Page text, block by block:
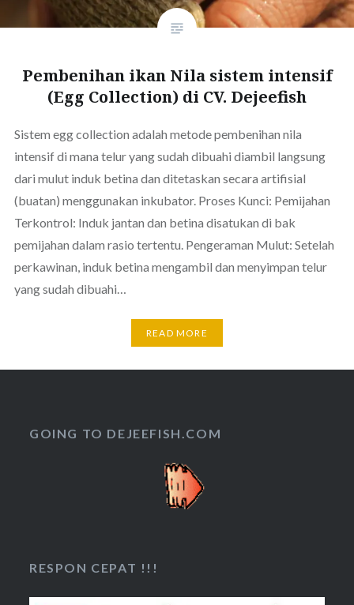
Pembenihan ikan Nila sistem intensif
(Egg Collection) di CV. Dejeefish
Sistem egg collection adalah metode pembenihan nila
intensif di mana telur yang sudah dibuahi diambil langsung
dari mulut induk betina dan ditetaskan secara artifisial
(buatan) menggunakan inkubator. Proses Kunci: Pemijahan
Terkontrol: Induk jantan dan betina disatukan di bak
pemijahan dalam rasio tertentu. Pengeraman Mulut: Setelah
perkawinan, induk betina mengambil dan menyimpan telur
yang sudah dibuahi…
READ MORE
GOING TO DEJEEFISH.COM
RESPON CEPAT !!!